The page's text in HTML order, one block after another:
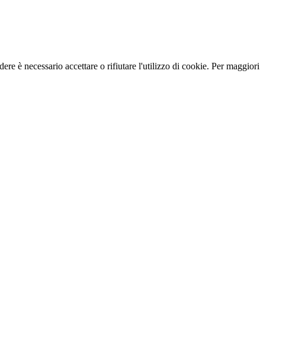
è necessario accettare o rifiutare l'utilizzo di cookie. Per maggiori